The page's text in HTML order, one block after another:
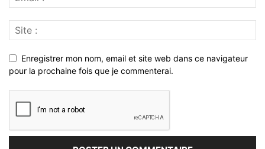
Enregistrer mon nom, email et site web dans ce navigateur
pour la prochaine fois que je commenterai.